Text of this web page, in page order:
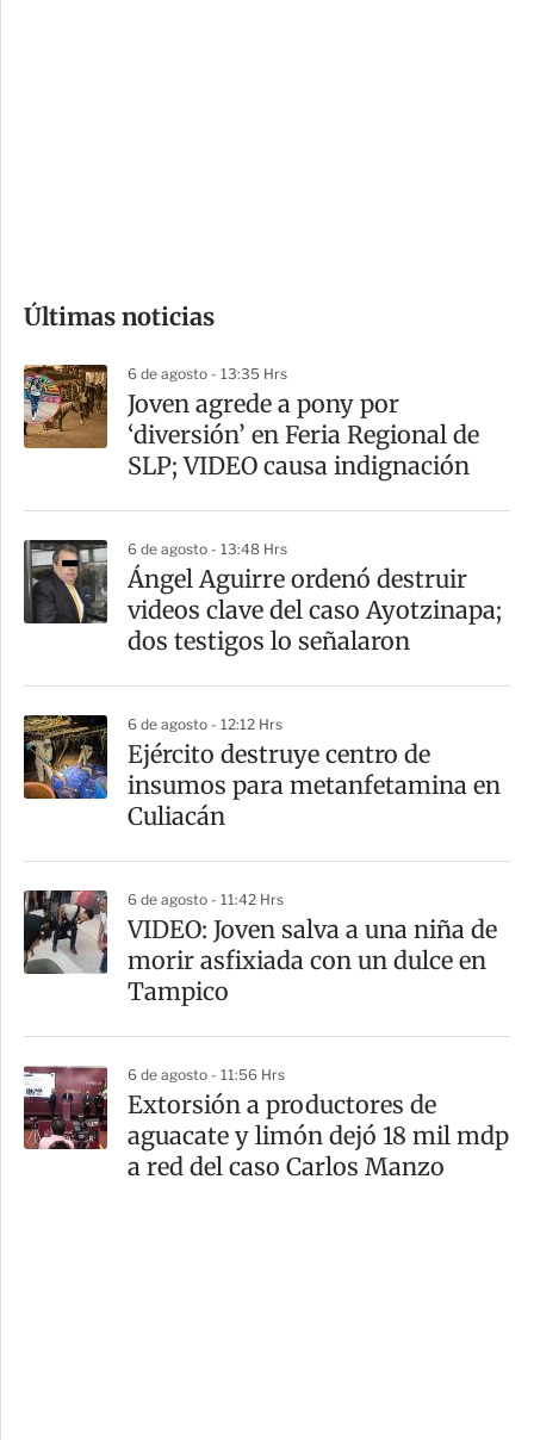
m
a
r
t
Últimas noticias
6 de agosto - 13:35 Hrs
Joven agrede a pony por
‘diversión’ en Feria Regional de
SLP; VIDEO causa indignación
6 de agosto - 13:48 Hrs
Ángel Aguirre ordenó destruir
videos clave del caso Ayotzinapa;
dos testigos lo señalaron
6 de agosto - 12:12 Hrs
​Ejército destruye centro de
insumos para metanfetamina en
Culiacán
6 de agosto - 11:42 Hrs
VIDEO: Joven salva a una niña de
morir asfixiada con un dulce en
Tampico
6 de agosto - 11:56 Hrs
Extorsión a productores de
aguacate y limón dejó 18 mil mdp
a red del caso Carlos Manzo